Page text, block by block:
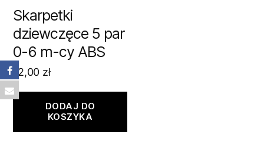
Skarpetki
dziewczęce 5 par
0-6 m-cy ABS
12,00 zł
DODAJ DO
KOSZYKA